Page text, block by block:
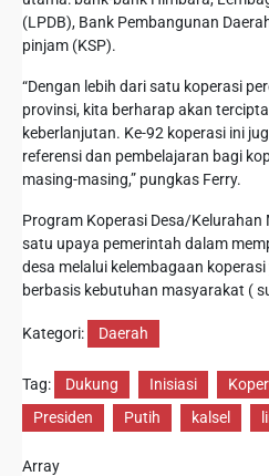
(LPDB), Bank Pembangunan
pinjam (KSP).
“Dengan lebih dari satu koperasi
provinsi, kita berharap akan
keberlanjutan. Ke-92 koperasi ini
referensi dan pembelajaran bagi
masing-masing,” pungkas Ferry.
Program Koperasi Desa/
satu upaya pemerintah dalam
desa melalui kelembagaan
berbasis kebutuhan masyarakat (
Kategori: Daerah
Tag: Dukung Inisiasi
Presiden
Putih kalsel
Array